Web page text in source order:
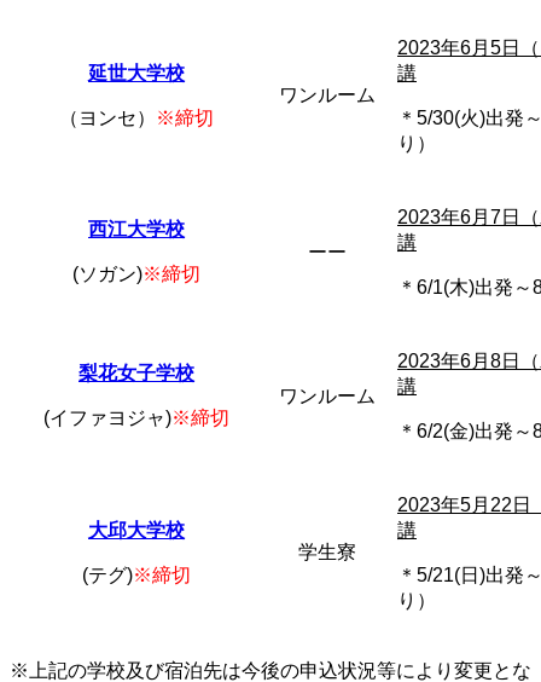
延世大学校
（ヨンセ） ※締切
ワンルーム
2023年6月5日
講
＊5/30(火)出発
り）
西江大学校
(ソガン)※締切
ーー
2023年6月7日
講
＊6/1(木)出発
梨花女子学校
(イファヨジャ)※締切
ワンルーム
2023年6月8日
講
＊6/2(金)出発
大邱大学校
(テグ)※締切
学生寮
2023年5月22日
講
＊5/21(日)出発
り）
※上記の学校及び宿泊先は今後の申込状況等により変更とな